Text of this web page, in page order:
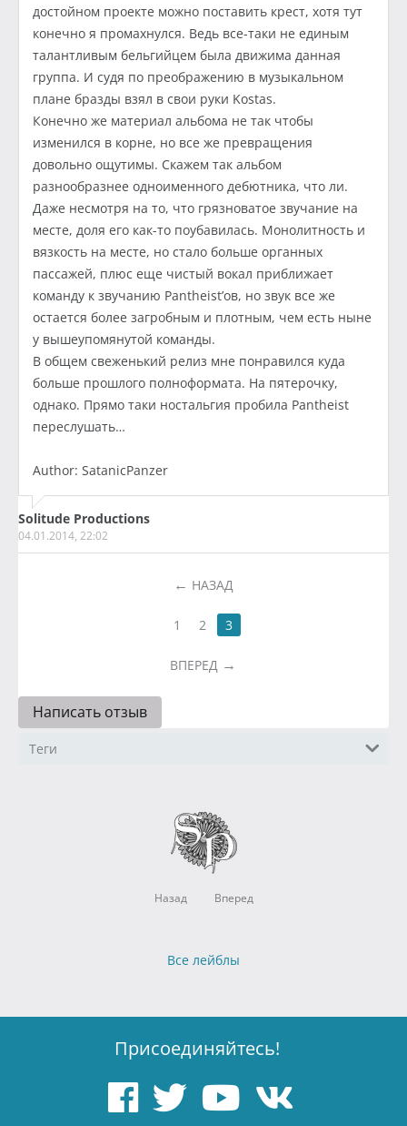
достойном проекте можно поставить крест, хотя тут
конечно я промахнулся. Ведь все-таки не единым
талантливым бельгийцем была движима данная
группа. И судя по преображению в музыкальном
плане бразды взял в свои руки Kostas.
Конечно же материал альбома не так чтобы
изменился в корне, но все же превращения
довольно ощутимы. Скажем так альбом
разнообразнее одноименного дебютника, что ли.
Даже несмотря на то, что грязноватое звучание на
месте, доля его как-то поубавилась. Монолитность и
вязкость на месте, но стало больше органных
пассажей, плюс еще чистый вокал приближает
команду к звучанию Pantheist’ов, но звук все же
остается более загробным и плотным, чем есть ныне
у вышеупомянутой команды.
В общем свеженький релиз мне понравился куда
больше прошлого полноформата. На пятерочку,
однако. Прямо таки ностальгия пробила Pantheist
переслушать…
Author: SatanicPanzer
Solitude Productions
04.01.2014, 22:02
НАЗАД
1 2 3
ВПЕРЕД
Написать отзыв
Теги
Назад Вперед
Все лейблы
Присоединяйтесь!